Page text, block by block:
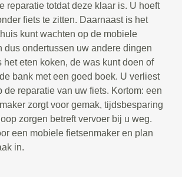
reparatie totdat deze klaar is. U hoeft
fiets te zitten. Daarnaast is het
kunt wachten op de mobiele
dus ondertussen uw andere dingen
het eten koken, de was kunt doen of
bank met een goed boek. U verliest
de reparatie van uw fiets. Kortom: een
zorgt voor gemak, tijdsbesparing
zorgen betreft vervoer bij u weg.
een mobiele fietsenmaker en plan
in.